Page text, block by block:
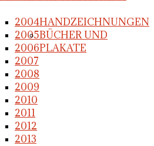
HANDZEICHNUNGEN
2004
2005
2006
2007
2008
2009
2010
2011
2012
2013
BÜCHER UND
PLAKATE